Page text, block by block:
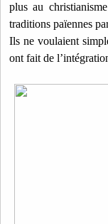
plus au
traditions païennes
Ils ne voulaient
ont fait de